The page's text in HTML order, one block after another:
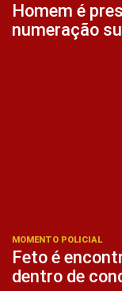
Homem é
numeração
MOMENTO POLICIAL
Feto é
dentro de